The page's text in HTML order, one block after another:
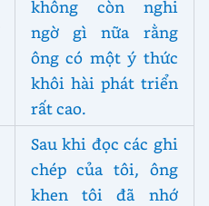
không còn nghi
ngờ gì nữa rằng
ông có một ý thức
khôi hài phát triển
rất cao.
Sau khi đọc các ghi
chép của tôi, ông
khen tôi đã nhớ